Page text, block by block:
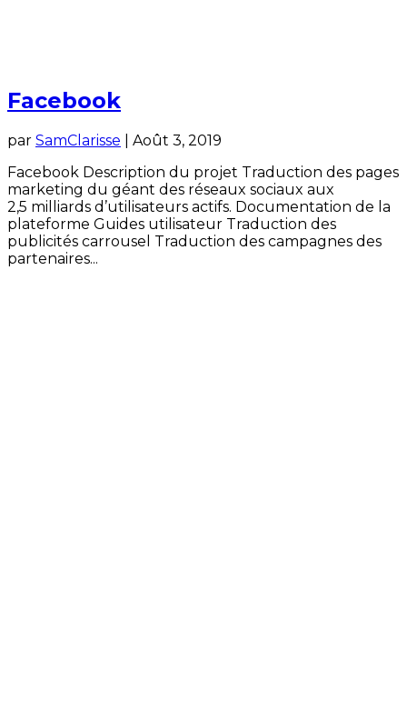
Facebook
par SamClarisse
Août 3, 2019
Facebook Description du projet Traduction des pages
marketing du géant des réseaux sociaux aux
2,5 milliards d’utilisateurs actifs. Documentation de la
plateforme Guides utilisateur Traduction des
publicités carrousel Traduction des campagnes des
partenaires...